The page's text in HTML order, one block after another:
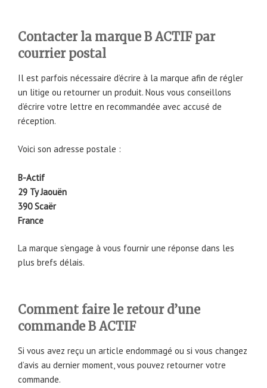
Contacter la marque B ACTIF par
courrier postal
Il est parfois nécessaire d’écrire à la marque afin de régler
un litige ou retourner un produit. Nous vous conseillons
d’écrire votre lettre en recommandée avec accusé de
réception.
Voici son adresse postale :
B-Actif
29 Ty Jaouën
390 Scaër
France
La marque s’engage à vous fournir une réponse dans les
plus brefs délais.
Comment faire le retour d’une
commande B ACTIF
Si vous avez reçu un article endommagé ou si vous changez
d’avis au dernier moment, vous pouvez retourner votre
commande.